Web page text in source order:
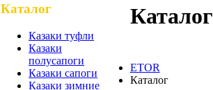
Каталог
Казаки туфли
Казаки
полусапоги
Казаки сапоги
Казаки зимние
Каталог
ETOR
Каталог